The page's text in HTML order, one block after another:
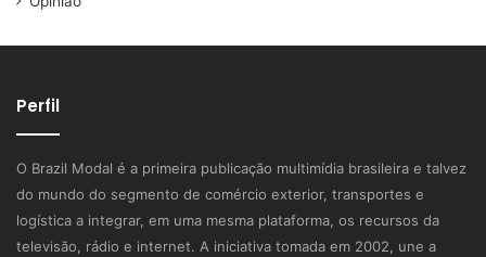
Perfil
O Brazil Modal é a primeira publicação multimídia brasileira e talvez
do mundo do segmento de comércio exterior, transportes e
logística a integrar, em uma mesma plataforma, os recursos da
televisão, rádio e internet. A iniciativa tomada em 2002, une a